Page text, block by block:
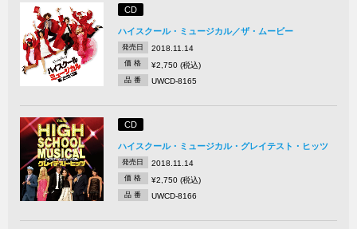
CD
ハイスクール・ミュージカル／ザ・ムービー
発売日 2018.11.14
価 格 ¥2,750 (税込)
品 番 UWCD-8165
CD
ハイスクール・ミュージカル・グレイテスト・ヒッツ
発売日 2018.11.14
価 格 ¥2,750 (税込)
品 番 UWCD-8166